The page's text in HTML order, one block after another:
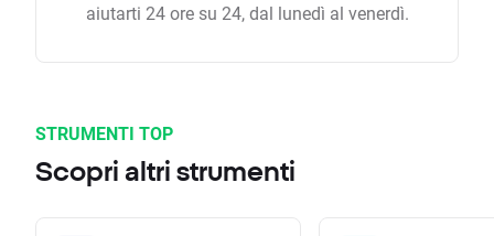
aiutarti 24 ore su 24, dal lunedì al venerdì.
STRUMENTI TOP
Scopri altri strumenti